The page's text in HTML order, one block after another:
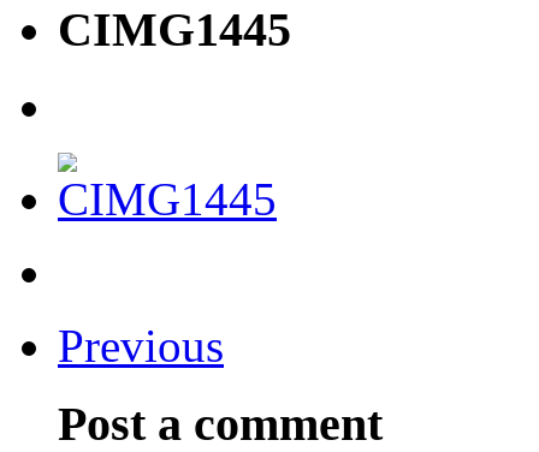
CIMG1445
Previous
Post a comment